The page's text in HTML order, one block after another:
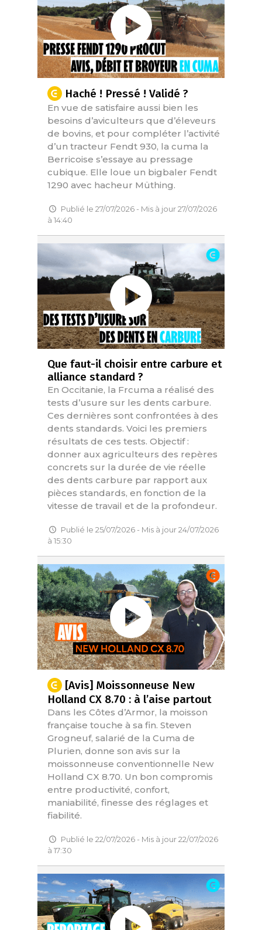
Haché ! Pressé ! Validé ?
En vue de satisfaire aussi bien les
besoins d’aviculteurs que d’éleveurs
de bovins, et pour compléter l’activité
d’un tracteur Fendt 930, la cuma la
Berricoise s’essaye au pressage
cubique. Elle loue un bigbaler Fendt
1290 avec hacheur Müthing.
Publié le 27/07/2026 - Mis à jour 27/07/2026
à 14:40
Que faut-il choisir entre carbure et
alliance standard ?
En Occitanie, la Frcuma a réalisé des
tests d’usure sur les dents carbure.
Ces dernières sont confrontées à des
dents standards. Voici les premiers
résultats de ces tests. Objectif :
donner aux agriculteurs des repères
concrets sur la durée de vie réelle
des dents carbure par rapport aux
pièces standards, en fonction de la
vitesse de travail et de la profondeur.
Publié le 25/07/2026 - Mis à jour 24/07/2026
à 15:30
[Avis] Moissonneuse New
Holland CX 8.70 : à l’aise partout
Dans les Côtes d’Armor, la moisson
française touche à sa fin. Steven
Grogneuf, salarié de la Cuma de
Plurien, donne son avis sur la
moissonneuse conventionnelle New
Holland CX 8.70. Un bon compromis
entre productivité, confort,
maniabilité, finesse des réglages et
fiabilité.
Publié le 22/07/2026 - Mis à jour 22/07/2026
à 17:30